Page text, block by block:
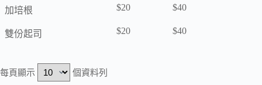
加培根 $20 $40
雙份起司 $20 $40
每頁顯示 個資料列